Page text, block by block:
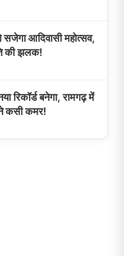
आदिवासी महोत्सव,
की झलक!
रिकॉर्ड बनेगा, रामगढ़ में
कसी कमर!